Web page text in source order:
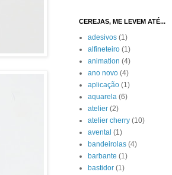
CEREJAS, ME LEVEM ATÉ...
adesivos (1)
alfineteiro (1)
animation (4)
ano novo (4)
aplicação (1)
aquarela (6)
atelier (2)
atelier cherry (10)
avental (1)
bandeirolas (4)
barbante (1)
bastidor (1)